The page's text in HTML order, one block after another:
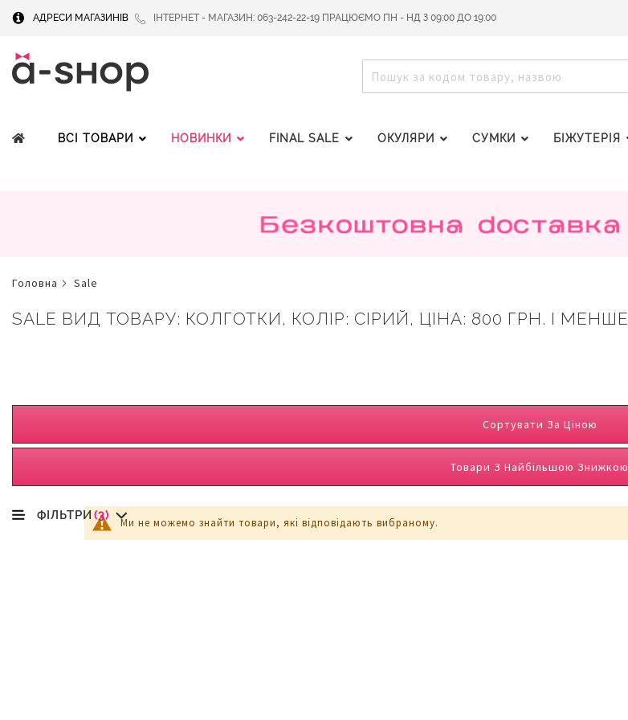
АДРЕСИ МАГАЗИНІВ ІНТЕРНЕТ - МАГАЗИН: 063-242-22-19 ПРАЦЮЄМО ПН - НД З 09:00 ДО 19:00
ВСІ ТОВАРИ НОВИНКИ FINAL SALE ОКУЛЯРИ СУМКИ БІЖУТЕРІЯ
головна sale
SALE ВИД ТОВАРУ: КОЛГОТКИ, КОЛІР: СІРИЙ, ЦІНА: 800 ГРН. І МЕНШЕ
Сортувати За Ціною
Товари З Найбільшою Знижкою
Ми не можемо знайти товари, які відповідають вибраному.
ФІЛЬТРИ (3)